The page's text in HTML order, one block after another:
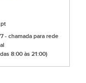
- chamada para rede
8:00 às 21:00)